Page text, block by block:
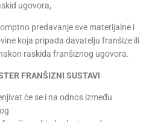
ugovora,
predavanje sve materijalne i
koja pripada davatelju franšize ili
raskida franšiznog ugovora.
FRANŠIZNI SUSTAVI
će se i na odnos između